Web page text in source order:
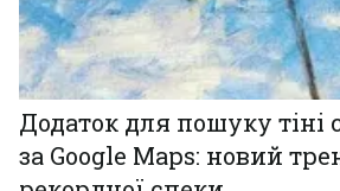
Додаток для пошуку
за Google Maps: новий